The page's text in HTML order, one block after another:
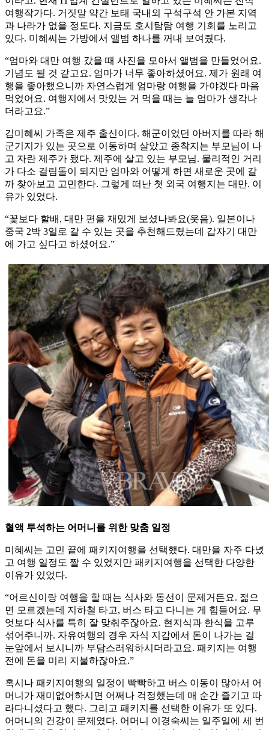
여행작가다. 거짓말 약간 보태 국내외 구석구석 안 가본 지역
과 나라가 없을 정도다. 지금도 호시탐탐 여행 기회를 노리고
있다. 미혜씨는 가방에서 앨범 하나를 꺼내 보여줬다.
“엄마와 대만 여행 갔을 때 사진을 모아서 앨범을 만들었어요.
기념도 될 것 같고요. 엄마가 너무 좋아하셨어요. 제가 원래 여
행을 좋아했으니까 자연스럽게 엄마랑 여행을 가야겠다 마음
먹었어요. 여행지에서 맛있는 거 먹을 때는 늘 엄마가 생각나
더라고요.”
김미혜씨 가족은 제주 출신이다. 해군이었던 아버지를 따라 해
군기지가 있는 곳으로 이동하며 살았고 종착지는 부모님이 나
고 자란 제주가 됐다. 제주에 살고 있는 부모님. 물리적인 거리
가 다소 걸림돌이 되지만 엄마와 어떻게 하면 새로운 곳에 갈
까 찾아보고 고민한다. 그렇게 떠난 첫 외국 여행지는 대만. 이
유가 있었다.
“꽃보다 할배, 대만 편을 재밌게 보셨나봐요(웃음). 일본이나
중국 2박 3일로 갈 수 있는 곳을 추천해드렸는데 갑자기 대만
에 가고 싶다고 하셨어요.”
혈액 투석하는 어머니를 위한 맞춤 일정
미혜씨는 고민 끝에 패키지여행을 선택했다. 대만을 자주 다녔
고 여행 일정도 짤 수 있었지만 패키지여행을 선택한 다양한
이유가 있었다.
“어르신이랑 여행을 할 때는 식사와 동선이 문제거든요. 젊으
면 모르겠는데 지하철 타고, 버스 타고 다니는 게 힘들어요. 무
엇보다 식사를 특히 잘 맞춰주잖아요. 현지식과 한식을 고루
섞어주니까. 자유여행의 경우 자식 지갑에서 돈이 나가는 걸
눈앞에서 보시니까 부담스러워하시더라고요. 패키지는 여행
전에 돈을 미리 지불하잖아요.”
혹시나 패키지여행의 일정이 빡빡하고 버스 이동이 많아서 어
머니가 재미없어하시면 어쩌나 걱정했는데 매 순간 즐기고 따
라다니셨다고 했다. 그리고 패키지를 선택한 이유가 또 있다.
어머니의 건강이 문제였다. 어머니 이경숙씨는 일주일에 세 번